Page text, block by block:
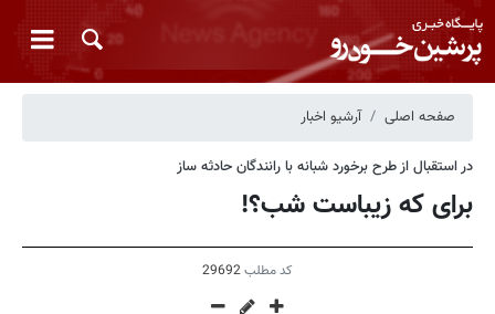
صفحه اصلی آرشیو اخبار
در استقبال از طرح برخورد شبانه با رانندگان حادثه ساز
برای که زیباست شب؟!
کد مطلب29692